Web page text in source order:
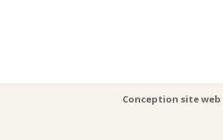
Conception site web